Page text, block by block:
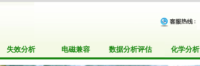
失效分析 电磁兼容 数据分析评估 化学分析